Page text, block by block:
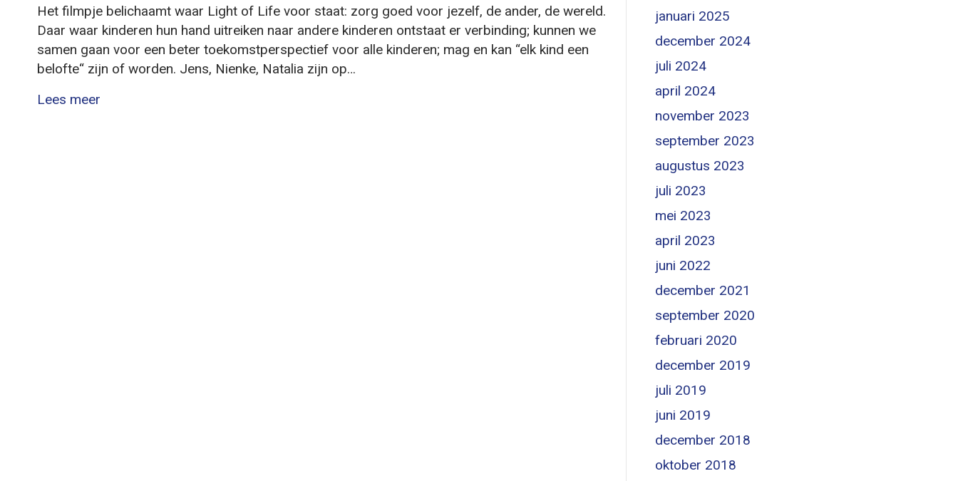
Het filmpje belichaamt waar Light of Life voor staat: zorg goed voor jezelf, de ander, de wereld.
Daar waar kinderen hun hand uitreiken naar andere kinderen ontstaat er verbinding; kunnen we
samen gaan voor een beter toekomstperspectief voor alle kinderen; mag en kan “elk kind een
belofte“ zijn of worden. Jens, Nienke, Natalia zijn op…
Lees meer
januari 2025
december 2024
juli 2024
april 2024
november 2023
september 2023
augustus 2023
juli 2023
mei 2023
april 2023
juni 2022
december 2021
september 2020
februari 2020
december 2019
juli 2019
juni 2019
december 2018
oktober 2018